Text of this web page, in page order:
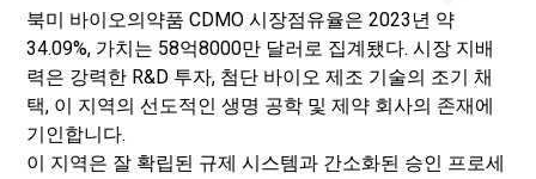
북미 바이오의약품 CDMO 시장점유율은 2023년 약
34.09%, 가치는 58억8000만 달러로 집계됐다. 시장 지배
력은 강력한 R&D 투자, 첨단 바이오 제조 기술의 조기 채
택, 이 지역의 선도적인 생명 공학 및 제약 회사의 존재에
기인합니다.
이 지역은 잘 확립된 규제 시스템과 간소화된 승인 프로세